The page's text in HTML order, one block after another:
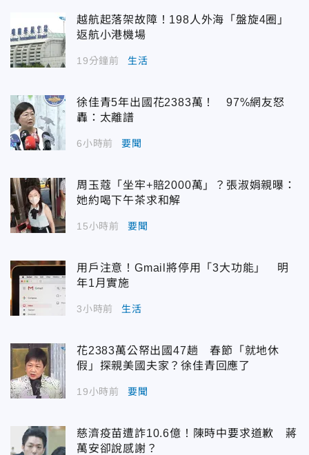
越航起落架故障！198人外海「盤旋4圈」
返航小港機場
19分鐘前 生活
徐佳青5年出國花2383萬！ 97%網友怒
轟：太離譜
6小時前 要聞
周玉蔻「坐牢+賠2000萬」？張淑娟親曝：
她約喝下午茶求和解
15小時前 要聞
用戶注意！Gmail將停用「3大功能」 明
年1月實施
3小時前 生活
花2383萬公帑出國47趟 春節「就地休
假」探親美國夫家？徐佳青回應了
19小時前 要聞
慈濟疫苗遭詐10.6億！陳時中要求道歉 蔣
萬安卻說感謝？